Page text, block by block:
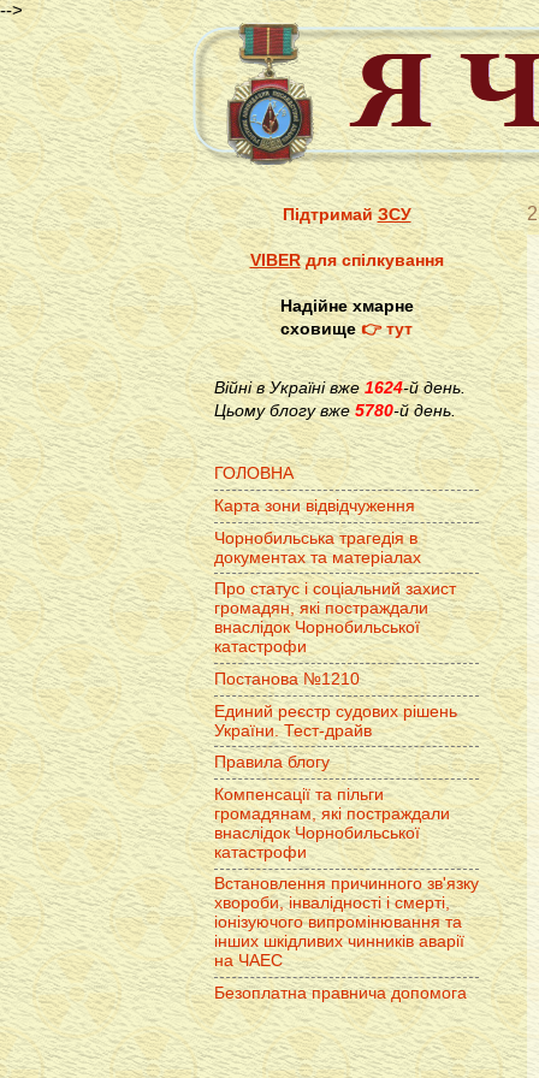
-->
ПідтримайЗСУ
VIBERдля спілкування
Надійне хмарне
сховище👉 тут
Війні в Україні вже1624-й день.
Цьому блогу вже 5780-й день.
ГОЛОВНА
Карта зони відвідчуження
Чорнобильська трагедія в
документах та матеріалах
Про статус і соціальний захист
громадян, які постраждали
внаслідок Чорнобильської
катастрофи
Постанова №1210
Единий реєстр судових рішень
України. Тест-драйв
Правила блогу
Компенсації та пільги
громадянам, які постраждали
внаслідок Чорнобильської
катастрофи
Встановлення причинного зв'язку
хвороби, інвалідності і смерті,
іонізуючого випромінювання та
інших шкідливих чинників аварії
на ЧАЕС
Безоплатна правнича допомога